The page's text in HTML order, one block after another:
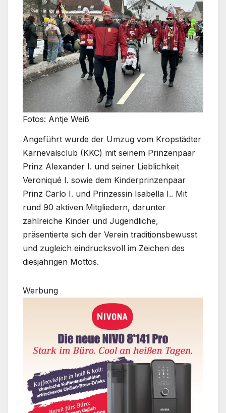
Fotos: Antje Weiß
Angeführt wurde der Umzug vom Kropstädter
Karnevalsclub (KKC) mit seinem Prinzenpaar
Prinz Alexander I. und seiner Lieblichkeit
Veroniqué I. sowie dem Kinderprinzenpaar
Prinz Carlo I. und Prinzessin Isabella I.. Mit
rund 90 aktiven Mitgliedern, darunter
zahlreiche Kinder und Jugendliche,
präsentierte sich der Verein traditionsbewusst
und zugleich eindrucksvoll im Zeichen des
diesjährigen Mottos.
Werbung